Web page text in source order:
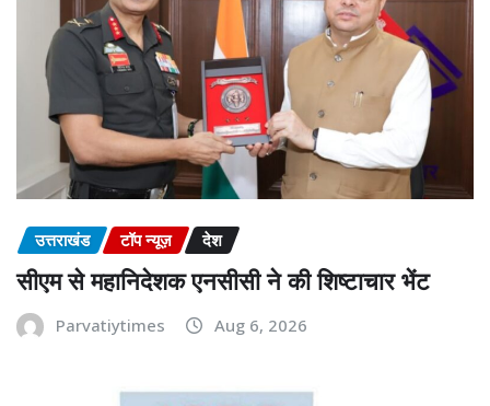
उत्तराखंड टॉप न्यूज़ देश
सीएम से महानिदेशक एनसीसी ने की शिष्टाचार भेंट
Parvatiytimes Aug 6, 2026